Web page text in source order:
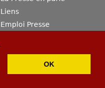
OK
Liens
Emploi Presse